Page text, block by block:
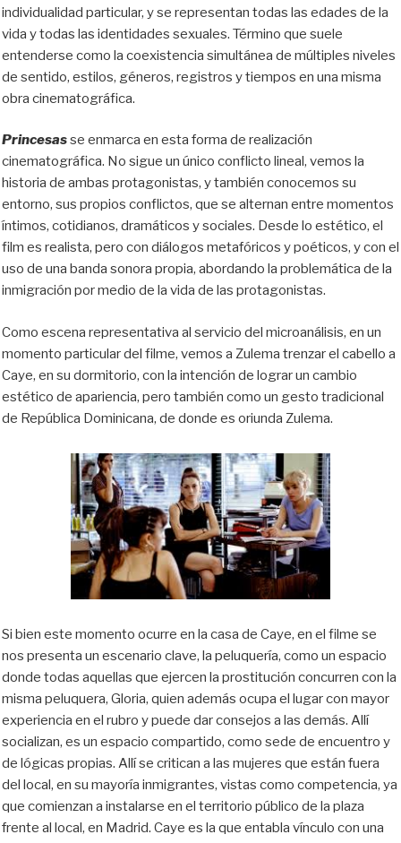
individualidad particular, y se representan todas las edades de la
vida y todas las identidades sexuales. Término que suele
entenderse como la coexistencia simultánea de múltiples niveles
de sentido, estilos, géneros, registros y tiempos en una misma
obra cinematográfica.
Princesasse enmarca en esta forma de realización
cinematográfica. No sigue un único conflicto lineal, vemos la
historia de ambas protagonistas, y también conocemos su
entorno, sus propios conflictos, que se alternan entre momentos
íntimos, cotidianos, dramáticos y sociales. Desde lo estético, el
film es realista, pero con diálogos metafóricos y poéticos, y con el
uso de una banda sonora propia, abordando la problemática de la
inmigración por medio de la vida de las protagonistas.
Como escena representativa al servicio del microanálisis, en un
momento particular del filme, vemos a Zulema trenzar el cabello a
Caye, en su dormitorio, con la intención de lograr un cambio
estético de apariencia, pero también como un gesto tradicional
de República Dominicana, de donde es oriunda Zulema.
Si bien este momento ocurre en la casa de Caye, en el filme se
nos presenta un escenario clave, la peluquería, como un espacio
donde todas aquellas que ejercen la prostitución concurren con la
misma peluquera, Gloria, quien además ocupa el lugar con mayor
experiencia en el rubro y puede dar consejos a las demás. Allí
socializan, es un espacio compartido, como sede de encuentro y
de lógicas propias. Allí se critican a las mujeres que están fuera
del local, en su mayoría inmigrantes, vistas como competencia, ya
que comienzan a instalarse en el territorio público de la plaza
frente al local, en Madrid. Caye es la que entabla vínculo con una